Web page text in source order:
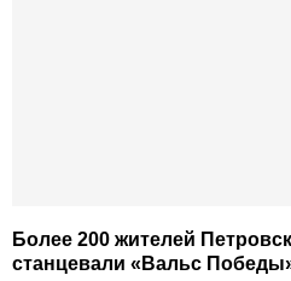
Более 200 жителей
станцевали «Вальс